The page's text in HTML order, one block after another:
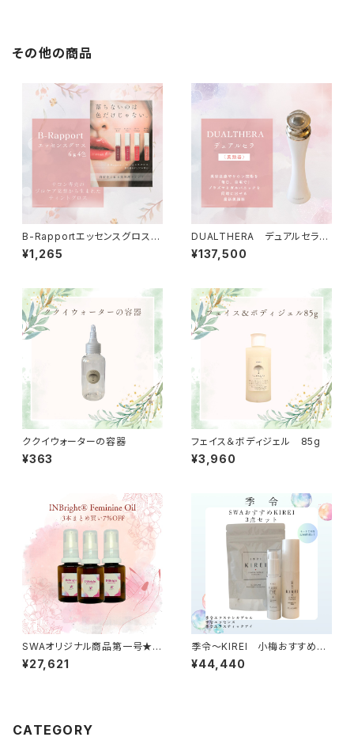
その他の商品
B-Rapportエッセンスグロス6
ｇ(4色)
¥1,265
DUALTHERA デュアルセラ
（美顔器）
¥137,500
ククイウォーターの容器
¥363
フェイス＆ボディジェル 85g
¥3,960
SWAオリジナル商品第一号★I
NBright® Feminine Oil 30
ml 3本セット ７％OFF 送
¥27,621
季令〜KIREI 小梅おすすめ3
点セット
¥44,440
CATEGORY